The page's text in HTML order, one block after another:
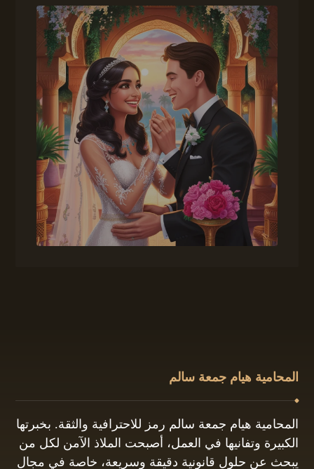
المحامية هيام جمعة سالم
المحامية هيام جمعة سالم رمز للاحترافية والثقة. بخبرتها
الكبيرة وتفانيها في العمل، أصبحت الملاذ الآمن لكل من
يبحث عن حلول قانونية دقيقة وسريعة، خاصة في مجال